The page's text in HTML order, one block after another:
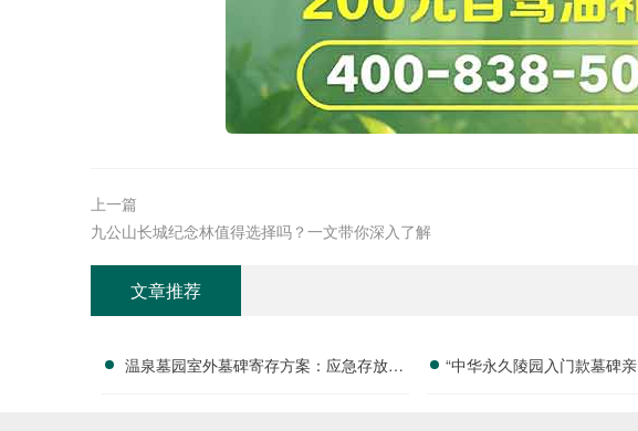
上一篇
九公山长城纪念林值得选择吗？一文带你深入了解
文章推荐
温泉墓园室外墓碑寄存方案：应急存放配
“中华永久陵园入门款墓碑